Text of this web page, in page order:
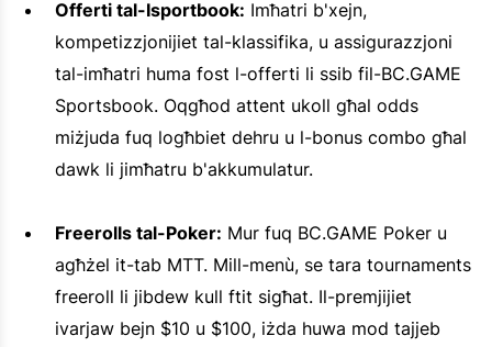
Offerti tal-Isportbook: Imħatri b'xejn,
kompetizzjonijiet tal-klassifika, u assigurazzjoni
tal-imħatri huma fost l-offerti li ssib fil-BC.GAME
Sportsbook. Oqgħod attent ukoll għal odds
miżjuda fuq logħbiet dehru u l-bonus combo għal
dawk li jimħatru b'akkumulatur.
Freerolls tal-Poker: Mur fuq BC.GAME Poker u
agħżel it-tab MTT. Mill-menù, se tara tournaments
freeroll li jibdew kull ftit sigħat. Il-premjijiet
ivarjaw bejn $10 u $100, iżda huwa mod tajjeb